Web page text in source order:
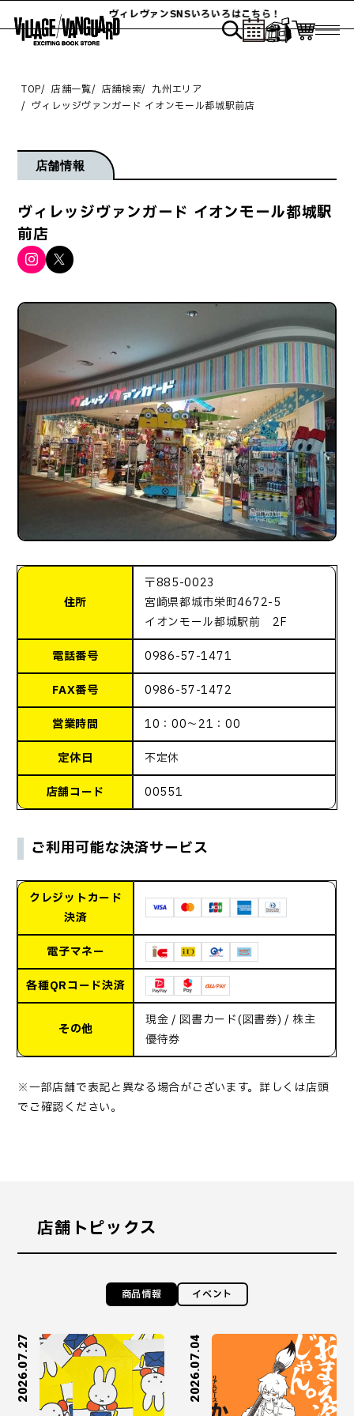
ヴィレヴァンSNSいろいろはこちら！
TOP 店舗一覧 店舗検索
九州エリア
ヴィレッジヴァンガード イオンモール都城駅前店
店舗情報
ヴィレッジヴァンガード イオンモール都城駅
前店
住所
〒885-0023
宮崎県都城市栄町4672-5
イオンモール都城駅前 2F
電話番号 0986-57-1471
FAX番号 0986-57-1472
営業時間 10：00～21：00
定休日 不定休
店舗コード 00551
ご利用可能な決済サービス
クレジットカード
決済
電子マネー
各種QRコード決済
その他
現金 / 図書カード(図書券) / 株主
優待券
※一部店舗で表記と異なる場合がございます。詳しくは店頭
でご確認ください。
店舗トピックス
商品情報 イベント
2026.07.27 2026.07.04